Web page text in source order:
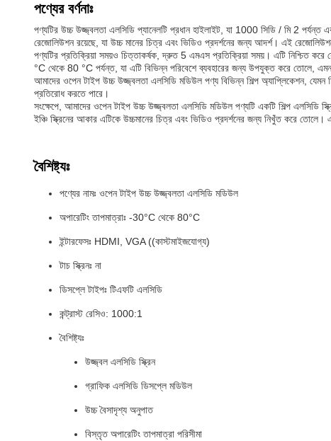
পণ্যের বর্ণনাঃ
পণ্যটির উচ্চ উজ্জ্বলতা এলসিডি প্যানেলটি প্রধান হাইলাইট, যা 1000 সিডি / মি 2
রেজোলিউশন রয়েছে, যা উচ্চ মানের চিত্র এবং ভিডিও প্রদর্শনের জন্য আদর্শ। এই
পণ্যটির প্রতিক্রিয়া সময়ও চিত্তাকর্ষক, দ্রুত 5 এমএস প্রতিক্রিয়া সময়। এটি নিশ্চিত করে
°C থেকে 80 °C পর্যন্ত, যা এটি বিভিন্ন পরিবেশে ব্যবহারের জন্য উপযুক্ত করে তোলে,
আমাদের ওপেন টাইপ উচ্চ উজ্জ্বলতা এলসিডি মডিউল পণ্য বিভিন্ন শিল্প অ্যাপ্লিকেশন, যেমন
প্রতিরোধ করতে পারে।
সংক্ষেপে, আমাদের ওপেন টাইপ উচ্চ উজ্জ্বলতা এলসিডি মডিউল পণ্যটি একটি শিল্প
ইঞ্চি স্ক্রিনের আকার এটিকে উচ্চমানের চিত্র এবং ভিডিও প্রদর্শনের জন্য নিখুঁত করে তোলে।
বৈশিষ্ট্যঃ
পণ্যের নামঃ ওপেন টাইপ উচ্চ উজ্জ্বলতা এলসিডি মডিউল
অপারেটিং তাপমাত্রাঃ -30°C থেকে 80°C
ইন্টারফেসঃ HDMI, VGA ((কাস্টমাইজযোগ্য)
টাচ স্ক্রিনঃ না
ডিসপ্লে টাইপঃ টিএফটি এলসিডি
কন্ট্রাস্ট রেসিও: 1000:1
বৈশিষ্ট্যঃ
উজ্জ্বল এলসিডি স্ক্রিন
গ্রাফিক এলসিডি ডিসপ্লে মডিউল
উচ্চ বৈসাদৃশ্য অনুপাত
বিস্তৃত অপারেটিং তাপমাত্রা পরিসীমা